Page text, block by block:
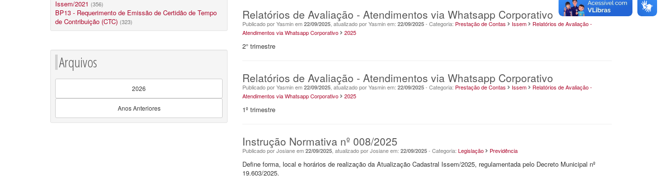
Issem/2021 (356)
BP13 - Requerimento de Emissão de Certidão de Tempo
de Contribuição (CTC) (323)
Arquivos
2026
Anos Anteriores
Relatórios de Avaliação - Atendimentos via Whatsapp Corporativo
Publicado por Yasmin em 22/09/2025 , atualizado por Yasmin em: 22/09/2025 - Categoria: Prestação de Contas Issem
Relatórios de Avaliação -
Atendimentos via Whatsapp Corporativo
2025
2° trimestre
Relatórios de Avaliação - Atendimentos via Whatsapp Corporativo
Publicado por Yasmin em 22/09/2025 , atualizado por Yasmin em: 22/09/2025 - Categoria: Prestação de Contas Issem
Relatórios de Avaliação -
Atendimentos via Whatsapp Corporativo
2025
1º trimestre
Instrução Normativa nº 008/2025
Publicado por Josiane em 22/09/2025 , atualizado por Josiane em: 22/09/2025 - Categoria: Legislação Previdência
Define forma, local e horários de realização da Atualização Cadastral Issem/2025, regulamentada pelo Decreto Municipal nº
19.603/2025.